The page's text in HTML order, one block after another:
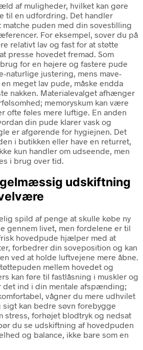
af muligheder, hvilket kan gøre
til en udfordring. Det handler
puden med din sovestilling
For eksempel, sover du på
relativt lav og fast for at støtte
presse hovedet fremad. Som
for en højere og fastere pude
naturlige justering, mens mave-
meget lav pude, måske endda
nakken. Materialevalget afhænger
memoryskum kan være
ofte føles mere luftige. En anden
din pude klarer vask og
er afgørende for hygiejnen. Det
i butikken eller have en returret,
kun handler om udseende, men
i brug over tid.
udskiftning
spild af penge at skulle købe ny
gennem livet, men fordelene er til
hovedpude hjælper med at
forbedrer din soveposition og kan
ved at holde luftvejene mere åbne.
mellem hovedet og
kan føre til fastlåsning i muskler og
det ind i din mentale afspænding;
vågner du mere udhvilet
sigt kan bedre søvn forebygge
stress, forhøjet blodtryk og nedsat
du se udskiftning af hovedpuden
og balance, ikke bare som en